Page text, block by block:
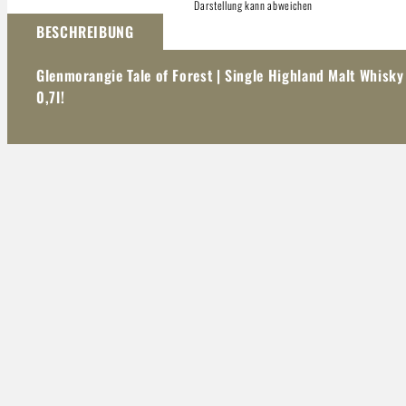
Darstellung kann abweichen
BESCHREIBUNG
Glenmorangie Tale of Forest | Single Highland Malt
0,7l!